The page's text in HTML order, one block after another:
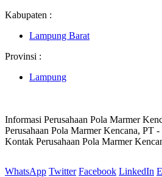
Kabupaten :
Lampung Barat
Provinsi :
Lampung
Informasi Perusahaan Pola Marmer
Perusahaan Pola Marmer Kencana, PT
Kontak Perusahaan Pola Marmer
WhatsApp Twitter Facebook LinkedIn